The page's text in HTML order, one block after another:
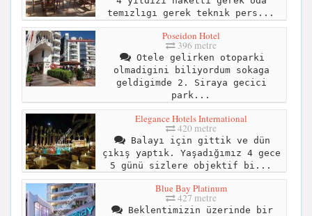
temızlıgı gerek teknık pers...
Poseidon Hotel
396 metre
Otele gelirken otoparki
olmadigini biliyordum sokaga
geldigimde 2. Siraya gecici
park...
Elegance Hotels International
420 metre
Balayı için gittik ve dün
çıkış yaptık. Yaşadığımız 4 gece
5 günü sizlere objektif bi...
Blue Bay Platinum
427 metre
Beklentimizin üzerinde bir